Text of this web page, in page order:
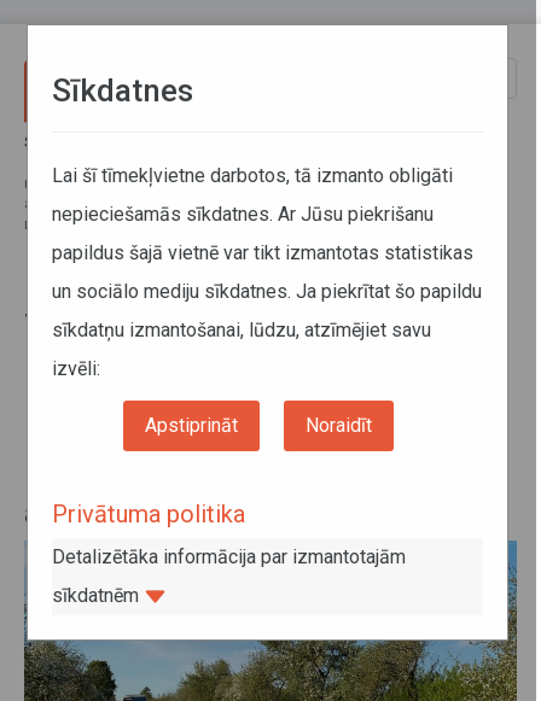
Sākums
maršrutos Ādažu un Bauskas novados, 30 dienu biļetes reģionālajos
autobusos ieviesīs līdz vasarai, pārskatīs bezmaksas autobusu
maršrutu kritērijus
Sabiedriskā transporta padome:
būs izmaiņas reģionālo autobusu
maršrutos Ādažu un Bauskas
novados, 30 dienu biļetes
reģionālajos autobusos ieviesīs
autobusu maršrutu kritērijus
Sīkdatnes
Lai šī tīmekļvietne darbotos, tā izmanto obligāti
nepieciešamās sīkdatnes. Ar Jūsu piekrišanu
papildus šajā vietnē var tikt izmantotas statistikas
un sociālo mediju sīkdatnes. Ja piekrītat šo papildu
sīkdatņu izmantošanai, lūdzu, atzīmējiet savu
izvēli:
Apstiprināt Noraidīt
Privātuma politika
Detalizētāka informācija par izmantotajām
sīkdatnēm